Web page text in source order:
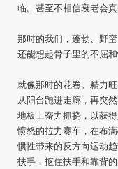
临。甚至不相信衰老会真
那时的我们，蓬勃、野
还能想起骨子里的不屈和
就像那时的花卷。精力
从阳台跑进走廊，再突
地板上奋力抓挠，以获
愤怒的拉力赛车，在布
惯性带来的反方向运动
扶手，抠住扶手和靠背